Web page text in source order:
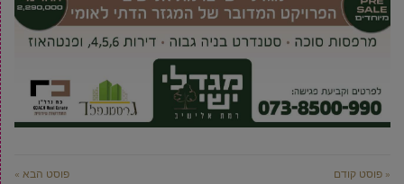
« פוסט קודם פוסט הבא »